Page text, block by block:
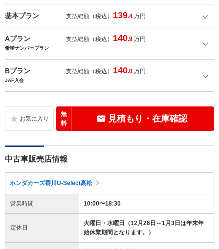
基本プラン 支払総額（税込） 139.4 万円
Aプラン 支払総額（税込） 140.9 万円
希望ナンバープラン
Bプラン 支払総額（税込） 140.0 万円
JAF入会
無
料
見積もり・在庫確認
中古車販売店情報
ホンダカーズ香川U-Select高松
営業時間 10:00〜18:30
定休日
火曜日・水曜日（12月26日～1月3日は年末年
始休業期間となります。）